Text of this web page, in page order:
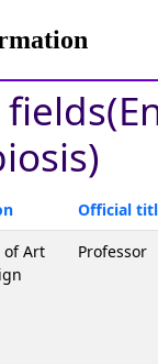
Official
Art
Professor